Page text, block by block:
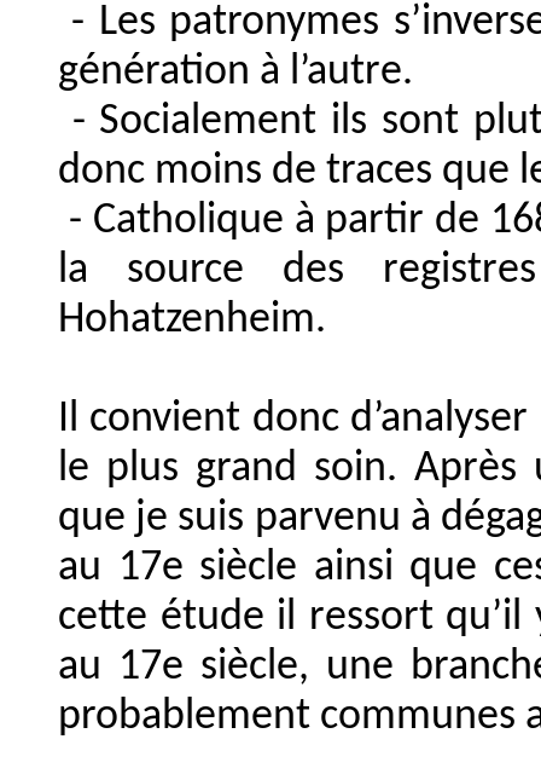
- Les patronymes
génération à l’autre.
- Socialement ils sont
donc moins de traces que
- Catholique à partir de
la source des
Hohatzenheim.
Il convient donc
le plus grand soin.
que je suis parvenu à
au 17e siècle ainsi que
cette étude il ressort qu’il
au 17e siècle, une
probablement communes